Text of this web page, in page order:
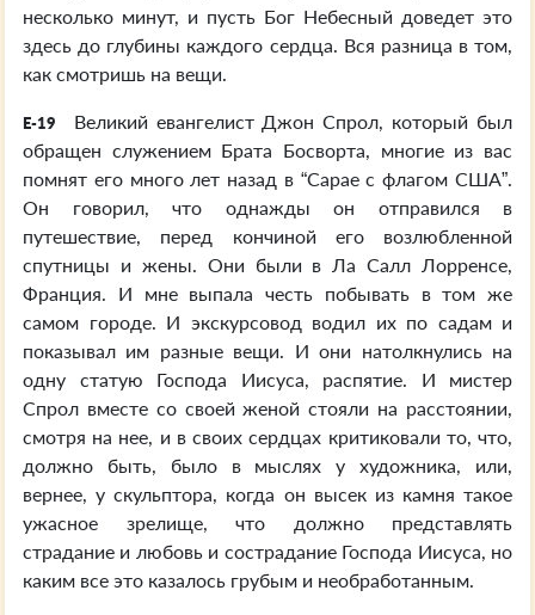
несколько минут, и пусть Бог Небесный доведет это
здесь до глубины каждого сердца. Вся разница в том,
как смотришь на вещи.
E-19
Великий евангелист Джон Спрол, который был
обращен служением Брата Босворта, многие из вас
помнят его много лет назад в “Сарае с флагом США”.
Он говорил, что однажды он отправился в
путешествие, перед кончиной его возлюбленной
спутницы и жены. Они были в Ла Салл Лорренсе,
Франция. И мне выпала честь побывать в том же
самом городе. И экскурсовод водил их по садам и
показывал им разные вещи. И они натолкнулись на
одну статую Господа Иисуса, распятие. И мистер
Спрол вместе со своей женой стояли на расстоянии,
смотря на нее, и в своих сердцах критиковали то, что,
должно быть, было в мыслях у художника, или,
вернее, у скульптора, когда он высек из камня такое
ужасное зрелище, что должно представлять
страдание и любовь и сострадание Господа Иисуса, но
каким все это казалось грубым и необработанным.